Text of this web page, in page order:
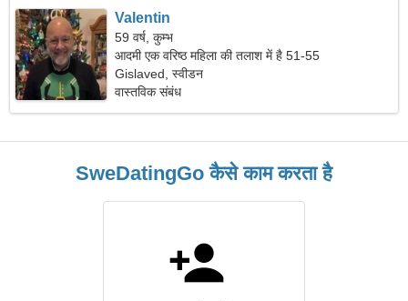
Valentin
59 वर्ष, कुम्भ
आदमी एक वरिष्ठ महिला की तलाश में है 51-55
Gislaved, स्वीडन
वास्तविक संबंध
SweDatingGo कैसे काम करता है